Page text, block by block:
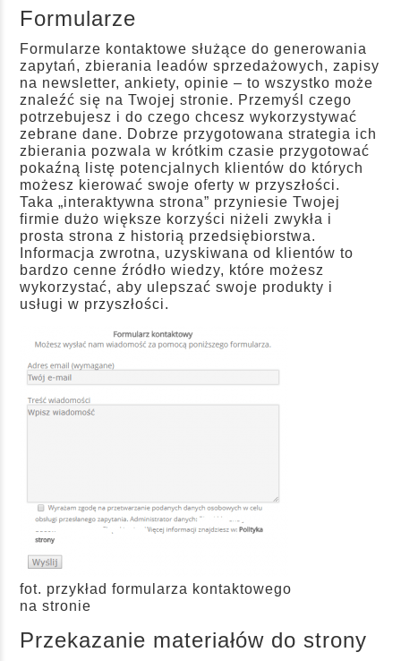
Formularze
Formularze kontaktowe służące do generowania
zapytań, zbierania leadów sprzedażowych, zapisy
na newsletter, ankiety, opinie – to wszystko może
znaleźć się na Twojej stronie. Przemyśl czego
potrzebujesz i do czego chcesz wykorzystywać
zebrane dane. Dobrze przygotowana strategia ich
zbierania pozwala w krótkim czasie przygotować
pokaźną listę potencjalnych klientów do których
możesz kierować swoje oferty w przyszłości.
Taka „interaktywna strona” przyniesie Twojej
firmie dużo większe korzyści niżeli zwykła i
prosta strona z historią przedsiębiorstwa.
Informacja zwrotna, uzyskiwana od klientów to
bardzo cenne źródło wiedzy, które możesz
wykorzystać, aby ulepszać swoje produkty i
usługi w przyszłości.
fot. przykład formularza kontaktowego
na stronie
Przekazanie materiałów do strony